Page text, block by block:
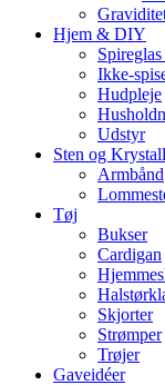
Hjem & DIY
Ikke-
Hudpleje
Udstyr
Sten og
Armbånd
Tøj
Bukser
Cardigan
Skjorter
Strømper
Trøjer
Gaveidéer